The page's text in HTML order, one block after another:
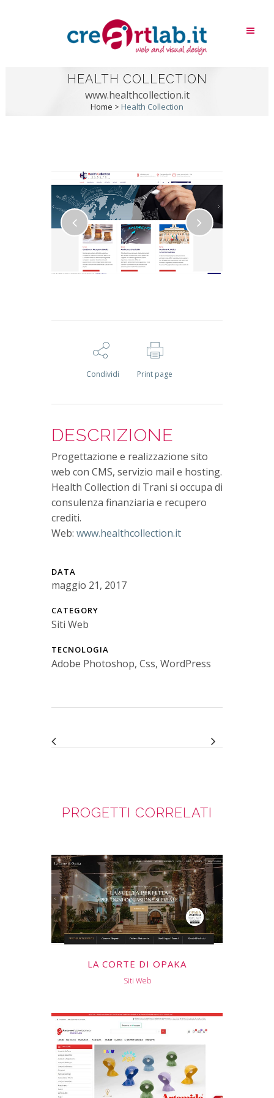
HEALTH COLLECTION
www.healthcollection.it
Home > Health Collection
Condividi Print page
DESCRIZIONE
Progettazione e realizzazione sito
web con CMS, servizio mail e hosting.
Health Collection di Trani si occupa di
consulenza finanziaria e recupero
crediti.
Web: www.healthcollection.it
DATA
maggio 21, 2017
CATEGORY
Siti Web
TECNOLOGIA
Adobe Photoshop, Css, WordPress
PROGETTI CORRELATI
LA CORTE DI OPAKA
Siti Web